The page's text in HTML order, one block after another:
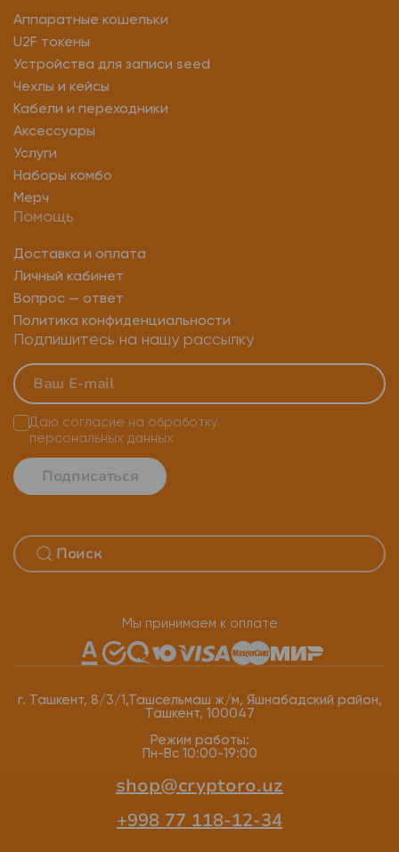
Аппаратные кошельки
U2F токены
Устройства для записи seed
Чехлы и кейсы
Кабели и переходники
Аксессуары
Услуги
Наборы комбо
Мерч
Помощь
Доставка и оплата
Личный кабинет
Вопрос — ответ
Политика конфиденциальности
Подпишитесь на нашу рассылку
Подписаться
Даю согласие на обработку
персональных данных
Мы принимаем к оплате
г. Ташкент, 8/3/1,Ташсельмаш ж/м, Яшнабадский район,
Ташкент, 100047
Режим работы:
Пн-Вс 10:00-19:00
shop@cryptoro.uz
+998 77 118-12-34